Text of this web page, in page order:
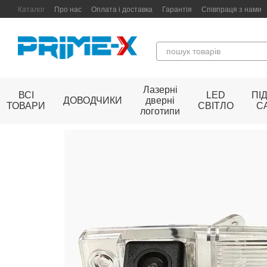
Перейти до основного контенту
Каталог Про нас Оплата і доставка Гарантія Співпраця з нами
ВСІ
ТОВАРИ
ДОВОДЧИКИ
Лазерні
дверні
логотипи
LED
СВІТЛО